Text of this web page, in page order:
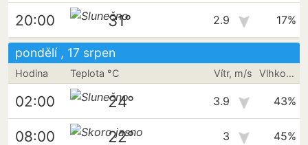
20:00 31° 2.9 17%
pondělí , 17 srpen
Hodina Teplota °C Vítr, m/s Vlhkost vzduchu
02:00 24° 3.9 43%
08:00 22° 3 45%